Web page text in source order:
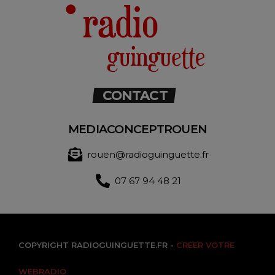
CONTACT
MEDIACONCEPTROUEN
rouen@radioguinguette.fr
07 67 94 48 21
COPYRIGHT RADIOGUINGUETTE.FR - CREER VOTRE
WEBRADIO